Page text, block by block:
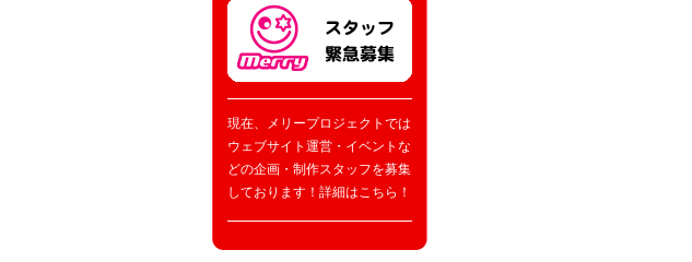
現在、メリープロジェクトでは
ウェブサイト運営・イベントな
どの企画・制作スタッフを募集
しております！詳細はこちら！